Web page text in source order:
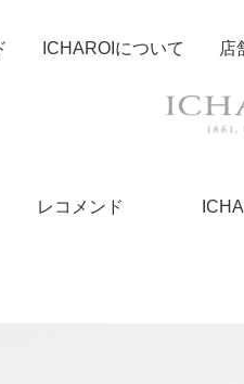
レコメンド
ICHAROIについて 店